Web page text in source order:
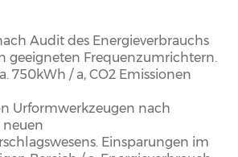
Audit des Energieverbrauchs
geeigneten Frequenzumrichtern.
750kWh / a, CO2 Emissionen
Urformwerkzeugen nach
neuen
Einsparungen im